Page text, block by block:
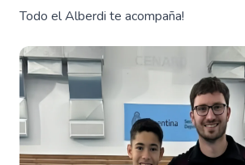
Todo el Alberdi te acompaña!